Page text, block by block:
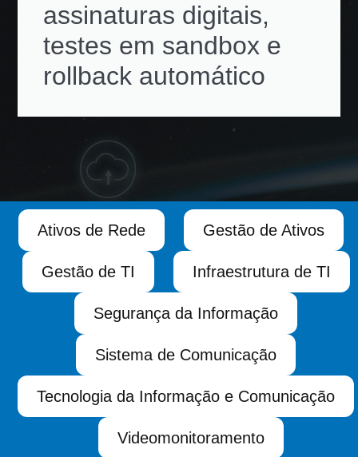
assinaturas digitais,
testes em sandbox e
rollback automático
Ativos de Rede Gestão de Ativos
Gestão de TI Infraestrutura de TI
Segurança da Informação
Sistema de Comunicação
Tecnologia da Informação e Comunicação
Videomonitoramento